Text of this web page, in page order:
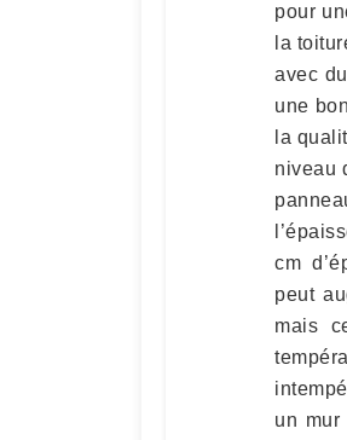
pour
la
avec
une
la
niveau
cm
peut
mais
un mur